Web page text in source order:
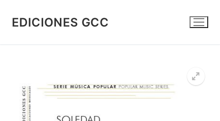
contenido
EDICIONES GCC